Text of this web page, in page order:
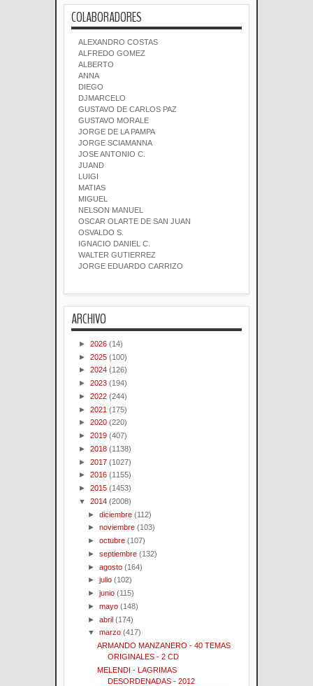
COLABORADORES
ALEXANDRO COSTAS
ALFREDO GOMEZ
ALBERTO
ANNA
DIEGO
DJMARCELO
GUSTAVO DE CARLOS PAZ
GUSTAVO MORALE
JORGE DE LA PAMPA
JORGE SCIAMANNA
JOSE ANTONIO C.
JUAND
LUIGI
MATIAS
MIGUEL
NELSON MANUEL
OSCAR OLARTE DE SAN JUAN
OSVALDO S.
IGNACIO DANIEL C.
WALTER GUTIERREZ
JORGE EDUARDO CARRIZO
ARCHIVO
► 2026 (14)
► 2025 (100)
► 2024 (126)
► 2023 (194)
► 2022 (244)
► 2021 (175)
► 2020 (220)
► 2019 (407)
► 2018 (1138)
► 2017 (1027)
► 2016 (1155)
► 2015 (1453)
▼ 2014 (2008)
►diciembre (112)
►noviembre (103)
►octubre (107)
►septiembre (132)
►agosto (164)
►julio (102)
►junio (115)
►mayo (148)
►abril (174)
▼marzo (417)
ARMANDO MANZANERO - 40 TEMAS
ORIGINALES - 2 CD
MELENDI - LAGRIMAS
DESORDENADAS - 2012